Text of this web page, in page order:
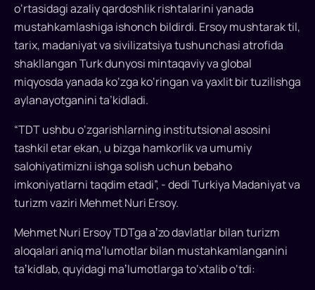
Anqara
“2026
yil
Turk
dunyosining
turizm
poytaxti”
deb
e’lon
qilindi
Anqarada
Turkiy
o‘rtasidagi azaliy qardoshlik rishtalarini yanada
mustahkamlashiga ishonch bildirdi. Ersoy mushtarak til,
tarix, madaniyat va sivilizatsiya tushunchasi atrofida
shakllangan Turk dunyosi mintaqaviy va global
miqyosda yanada ko‘zga ko‘ringan va yaxlit bir tuzilishga
aylanayotganini ta’kidladi.
“TDT ushbu o‘zgarishlarning institutsional asosini
tashkil etar ekan, u bizga hamkorlik va umumiy
salohiyatimizni ishga solish uchun bebaho
imkoniyatlarni taqdim etadi”, - dedi Turkiya Madaniyat va
turizm vaziri Mehmet Nuri Ersoy.
Mehmet Nuri Ersoy TDTga aʼzo davlatlar bilan turizm
aloqalari aniq maʼlumotlar bilan mustahkamlanganini
taʼkidlab, quyidagi maʼlumotlarga to‘xtalib o‘tdi: